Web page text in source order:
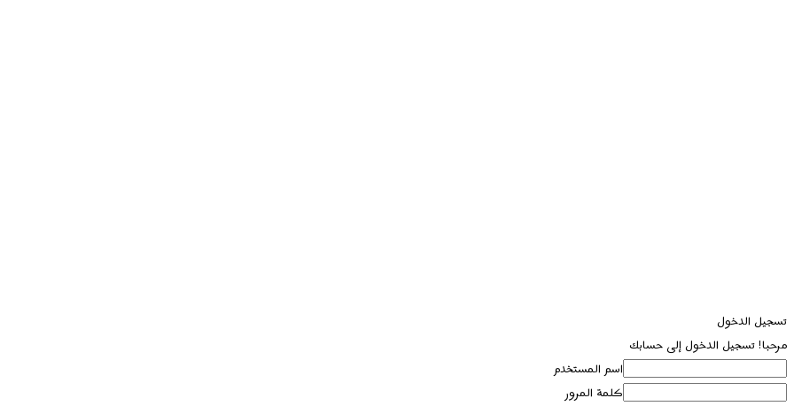
تسجيل الدخول
مرحبا! تسجيل الدخول إلى حسابك
اسم المستخدم
كلمة المرور